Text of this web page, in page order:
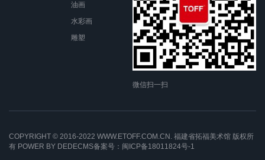
油画
水彩画
雕塑
微信扫一扫
COPYRIGHT © 2016-2022 WWW.ETOFF.COM.CN. 福建省拓福美术馆 版权所
有 POWER BY DEDECMS备案号：闽ICP备18011824号-1